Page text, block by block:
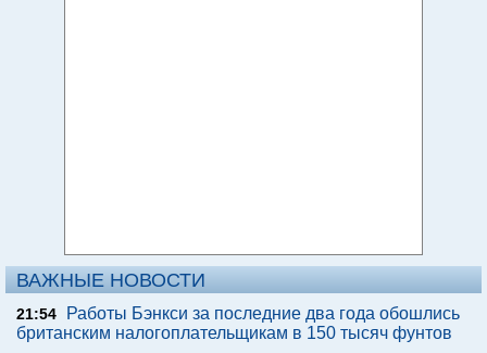
ВАЖНЫЕ НОВОСТИ
21:54
Работы Бэнкси за последние два года обошлись
британским налогоплательщикам в 150 тысяч фунтов